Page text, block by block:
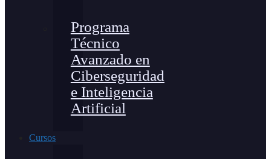
Programa
Técnico
Avanzado en
Ciberseguridad
e Inteligencia
Artificial
Cursos